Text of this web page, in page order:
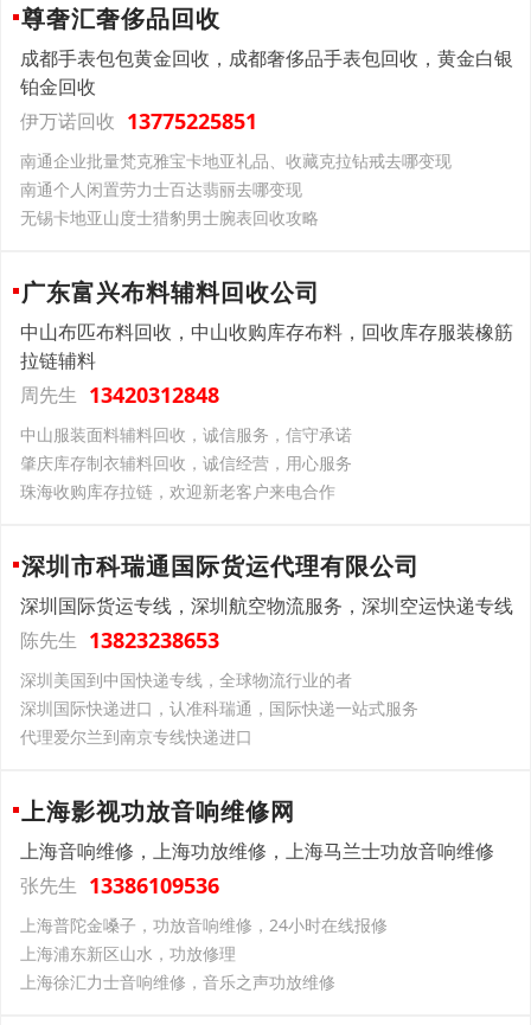
尊奢汇奢侈品回收
成都手表包包黄金回收，成都奢侈品手表包回收，黄金白银
铂金回收
伊万诺回收 13775225851
南通企业批量梵克雅宝卡地亚礼品、收藏克拉钻戒去哪变现
南通个人闲置劳力士百达翡丽去哪变现
无锡卡地亚山度士猎豹男士腕表回收攻略
广东富兴布料辅料回收公司
中山布匹布料回收，中山收购库存布料，回收库存服装橡筋
拉链辅料
周先生 13420312848
中山服装面料辅料回收，诚信服务，信守承诺
肇庆库存制衣辅料回收，诚信经营，用心服务
珠海收购库存拉链，欢迎新老客户来电合作
深圳市科瑞通国际货运代理有限公司
深圳国际货运专线，深圳航空物流服务，深圳空运快递专线
陈先生 13823238653
深圳美国到中国快递专线，全球物流行业的者
深圳国际快递进口，认准科瑞通，国际快递一站式服务
代理爱尔兰到南京专线快递进口
上海影视功放音响维修网
上海音响维修，上海功放维修，上海马兰士功放音响维修
张先生 13386109536
上海普陀金嗓子，功放音响维修，24小时在线报修
上海浦东新区山水，功放修理
上海徐汇力士音响维修，音乐之声功放维修